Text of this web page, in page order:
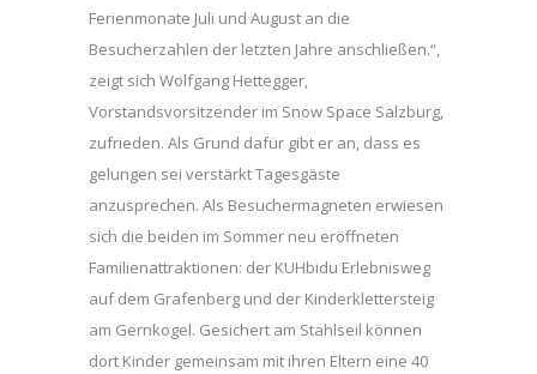
Ferienmonate Juli und August an die
Besucherzahlen der letzten Jahre anschließen.“,
zeigt sich Wolfgang Hettegger,
Vorstandsvorsitzender im Snow Space Salzburg,
zufrieden. Als Grund dafür gibt er an, dass es
gelungen sei verstärkt Tagesgäste
anzusprechen. Als Besuchermagneten erwiesen
sich die beiden im Sommer neu eröffneten
Familienattraktionen: der KUHbidu Erlebnisweg
auf dem Grafenberg und der Kinderklettersteig
am Gernkogel. Gesichert am Stahlseil können
dort Kinder gemeinsam mit ihren Eltern eine 40